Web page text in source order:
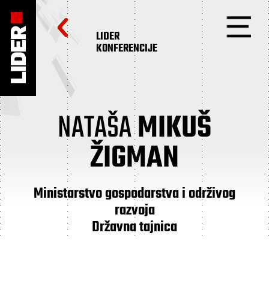
LIDER
KONFERENCIJE
NATAŠAMIKUŠ
ŽIGMAN
Ministarstvo gospodarstva i održivog
razvoja
Državna tajnica